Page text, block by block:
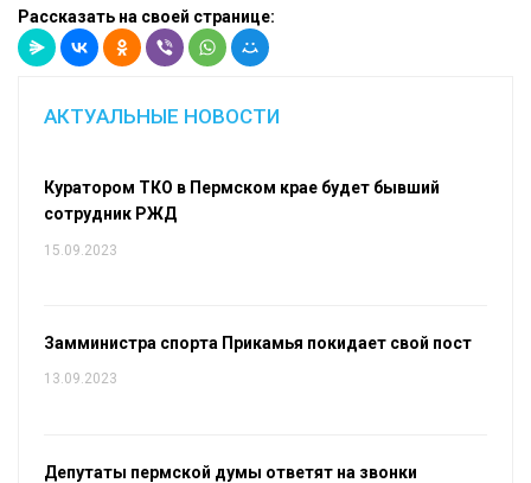
Рассказать на своей странице:
АКТУАЛЬНЫЕ НОВОСТИ
Куратором ТКО в Пермском крае будет бывший
сотрудник РЖД
15.09.2023
Замминистра спорта Прикамья покидает свой пост
13.09.2023
Депутаты пермской думы ответят на звонки